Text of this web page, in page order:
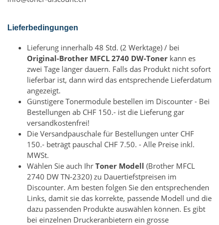
Lieferbedingungen
Lieferung innerhalb 48 Std. (2 Werktage) / bei
Original-Brother MFCL 2740 DW-Toner kann es
zwei Tage länger dauern. Falls das Produkt nicht sofort
lieferbar ist, dann wird das entsprechende Lieferdatum
angezeigt.
Günstigere Tonermodule bestellen im Discounter - Bei
Bestellungen ab CHF 150.- ist die Lieferung gar
versandkostenfrei!
Die Versandpauschale für Bestellungen unter CHF
150.- beträgt pauschal CHF 7.50. - Alle Preise inkl.
MWSt.
Wählen Sie auch Ihr Toner Modell (Brother MFCL
2740 DW TN-2320) zu Dauertiefstpreisen im
Discounter. Am besten folgen Sie den entsprechenden
Links, damit sie das korrekte, passende Modell und die
dazu passenden Produkte auswählen können. Es gibt
bei einzelnen Druckeranbietern ein grosse